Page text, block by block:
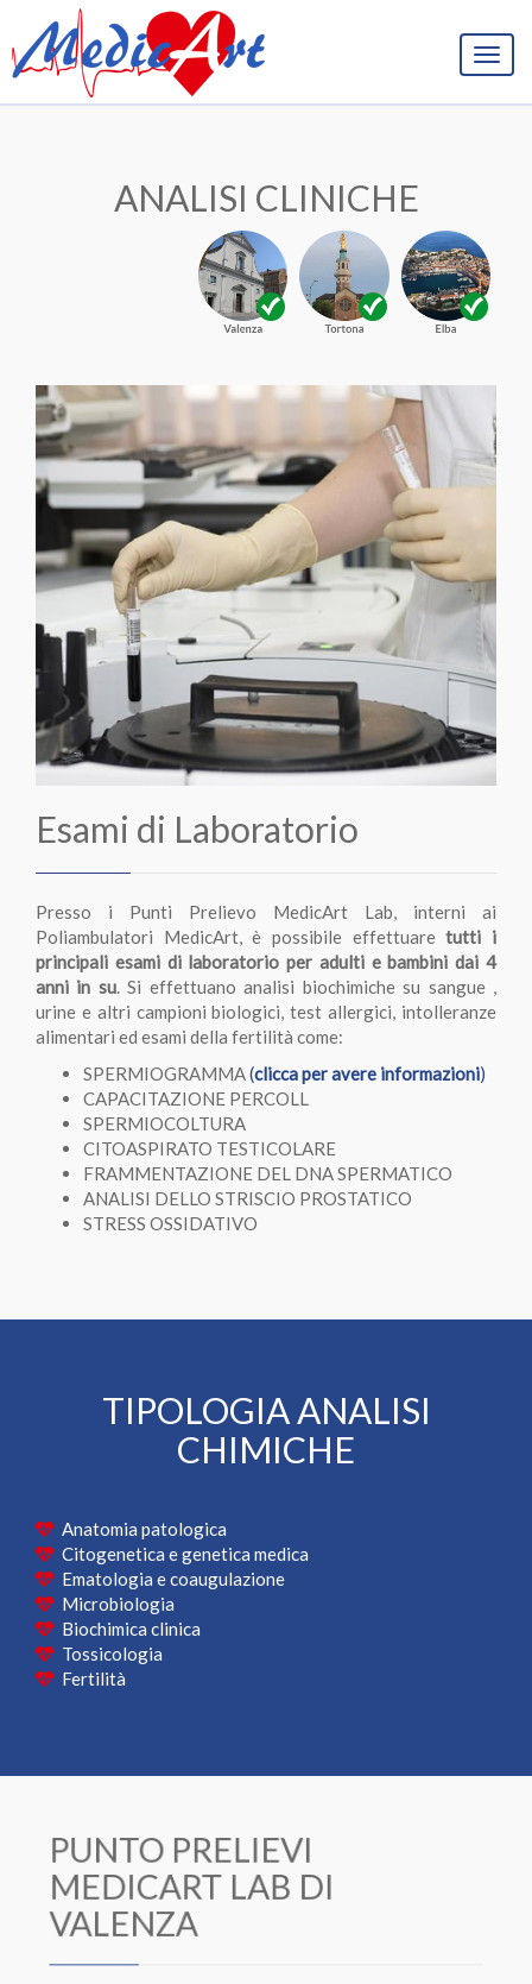
ANALISI CLINICHE
Esami di Laboratorio
Presso i Punti Prelievo MedicArt Lab, interni ai
Poliambulatori MedicArt, è possibile effettuaretutti i
principali esami di laboratorio per adulti e bambini dai 4
anni in su. Si effettuano analisi biochimiche su sangue ,
urine e altri campioni biologici, test allergici, intolleranze
alimentari ed esami della fertilità come:
SPERMIOGRAMMA(clicca per avere informazioni)
CAPACITAZIONE PERCOLL
SPERMIOCOLTURA
CITOASPIRATO TESTICOLARE
FRAMMENTAZIONE DEL DNA SPERMATICO
ANALISI DELLO STRISCIO PROSTATICO
STRESS OSSIDATIVO
TIPOLOGIA ANALISI
CHIMICHE
Anatomia patologica
Citogenetica e genetica medica
Ematologia e coaugulazione
Microbiologia
Biochimica clinica
Tossicologia
Fertilità
PUNTO PRELIEVI
MEDICART LAB DI
VALENZA